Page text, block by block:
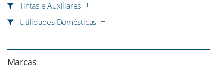
Tintas e Auxiliares
Utilidades Domésticas
Marcas